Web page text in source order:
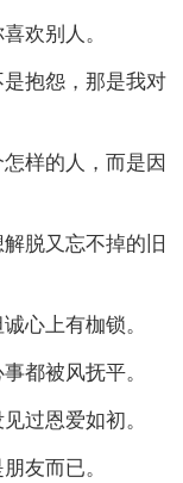
欢别人。
抱怨，那是我对
样的人，而是因
脱又忘不掉的旧
心上有枷锁。
都被风抚平。
过恩爱如初。
友而已。